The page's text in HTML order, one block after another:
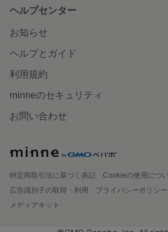
ヘルプセンター
お知らせ
ヘルプとガイド
利用規約
minneのセキュリティ
お問い合わせ
特定商取引法に基づく表記
Cookieの使用につ
広告識別子の取得・利用
プライバシーポリシー
メディアキット